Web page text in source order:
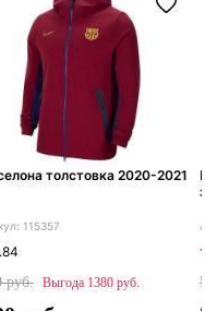
толстовка 2020-2021
115357
1380